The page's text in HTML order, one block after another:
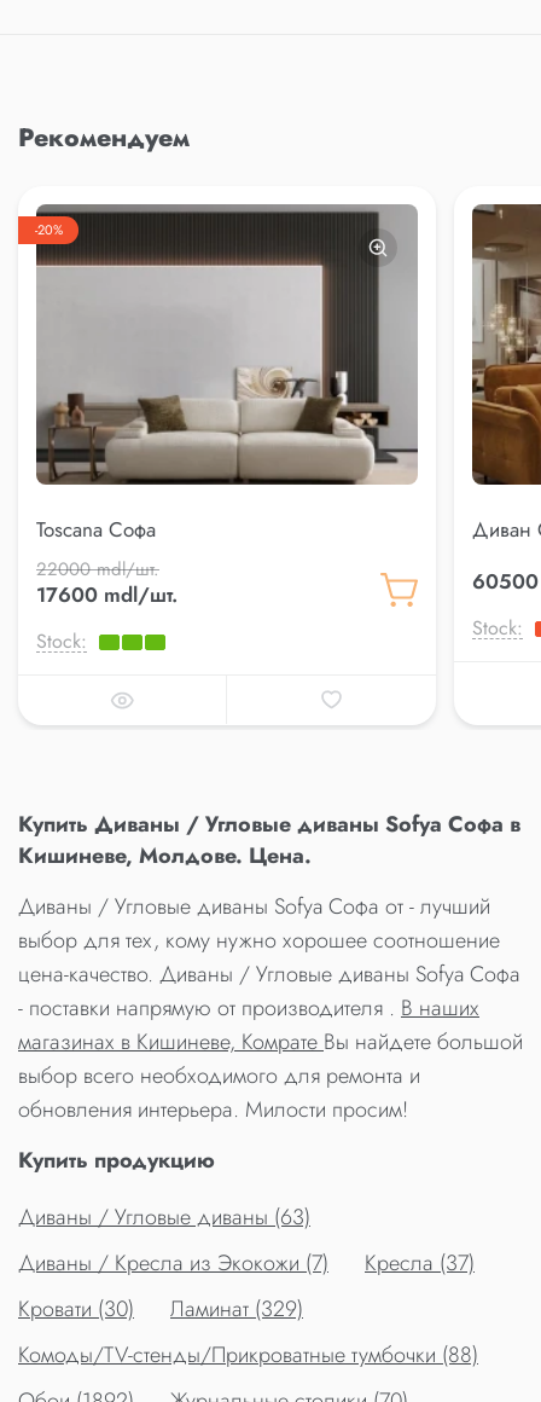
Рекомендуем
-20%
Toscana Софа
22000 mdl/шт.
17600 mdl/шт.
Stock:
Диван
Stock:
Купить Диваны / Угловые диваны Sofya Софа в
Кишиневе, Молдове. Цена.
Диваны / Угловые диваны Sofya Софа от - лучший
выбор для тех, кому нужно хорошее соотношение
цена-качество. Диваны / Угловые диваны Sofya Софа
- поставки напрямую от производителя . В наших
магазинах в Кишиневе, КомратеВы найдете большой
выбор всего необходимого для ремонта и
обновления интерьера. Милости просим!
Купить продукцию
Диваны / Угловые диваны (63)
Диваны / Кресла из Экокожи (7)
Кресла (37)
Кровати (30)
Ламинат (329)
Комоды/TV-стенды/Прикроватные тумбочки (88)